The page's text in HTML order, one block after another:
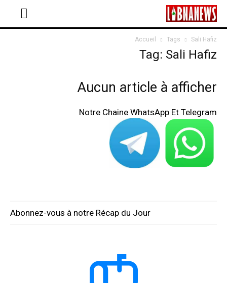
Accueil Tags Sali Hafiz
Tag: Sali Hafiz
Aucun article à afficher
Notre Chaine WhatsApp Et Telegram
Abonnez-vous à notre Récap du Jour